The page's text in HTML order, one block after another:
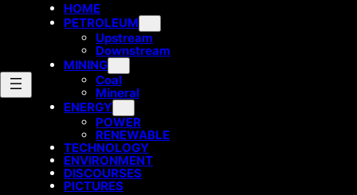
HOME
PETROLEUM
Upstream
Downstream
MINING
Coal
Mineral
ENERGY
POWER
RENEWABLE
TECHNOLOGY
ENVIRONMENT
DISCOURSES
PICTURES